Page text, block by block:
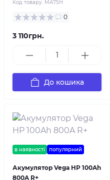
Код товару: MA75H
0
3 110грн.
До кошика
в наявності популярний
Акумулятор Vega HP 100Ah
800A R+